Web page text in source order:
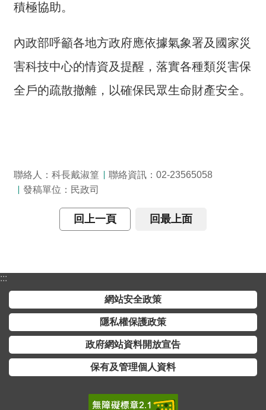
導
民
意
箱
常
報
網
積極協助。
內政部呼籲各地方政府應依據氣象署及國家災
害科技中心的情資及提醒，落實各種類災害保
全戶的疏散撤離，以確保民眾生命財產安全。
聯絡人：科長戴淑篁
聯絡資訊：02-23565058
發稿單位：民政司
回上一頁 回最上面
:::
網站安全政策
隱私權保護政策
政府網站資料開放宣告
保有及管理個人資料